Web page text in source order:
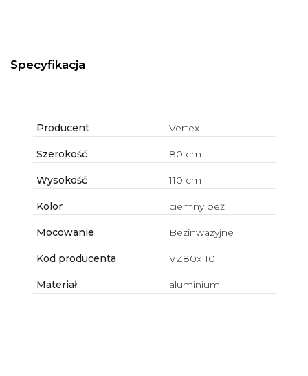
Specyfikacja
Producent Vertex
Szerokość 80 cm
Wysokość 110 cm
Kolor ciemny beż
Mocowanie Bezinwazyjne
Kod producenta VZ80x110
Materiał aluminium